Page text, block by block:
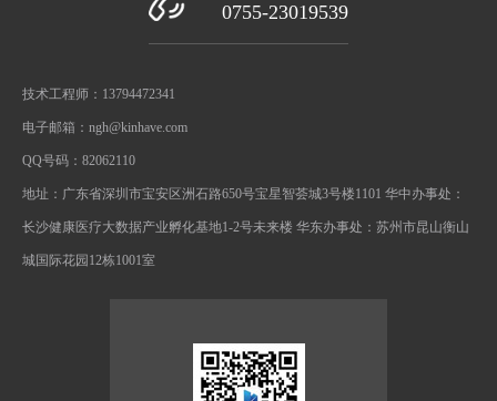
0755-23019539
技术工程师：13794472341
电子邮箱：ngh@kinhave.com
QQ号码：82062110
地址：广东省深圳市宝安区洲石路650号宝星智荟城3号楼1101 华中办事处：
长沙健康医疗大数据产业孵化基地1-2号未来楼 华东办事处：苏州市昆山衡山
城国际花园12栋1001室